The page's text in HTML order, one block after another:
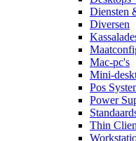
Diensten
Diversen
Mac-pc's
Mini-
Pos
Power
Thin